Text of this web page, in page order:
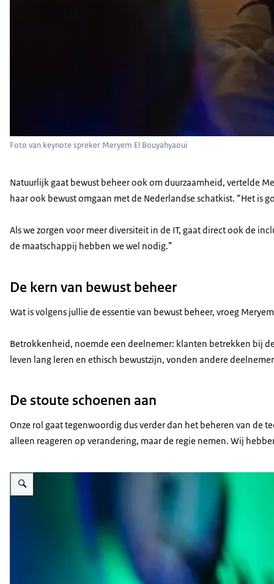
Foto van keynote spreker Meryem El Bouyahyaoui
Natuurlijk gaat bewust beheer ook om duurzaamheid, vertelde
haar ook bewust omgaan met de Nederlandse schatkist. “Het is
Als we zorgen voor meer diversiteit in de IT, gaat direct ook de
de maatschappij hebben we wel nodig.”
De kern van bewust beheer
Wat is volgens jullie de essentie van bewust beheer, vroeg
Betrokkenheid, noemde een deelnemer: klanten betrekken bij
leven lang leren en ethisch bewustzijn, vonden andere
De stoute schoenen aan
Onze rol gaat tegenwoordig dus verder dan het beheren van de
alleen reageren op verandering, maar de regie nemen. Wij
Vergroot afbeelding Foto van keynote spreker Meryem El Bouyahyaoui